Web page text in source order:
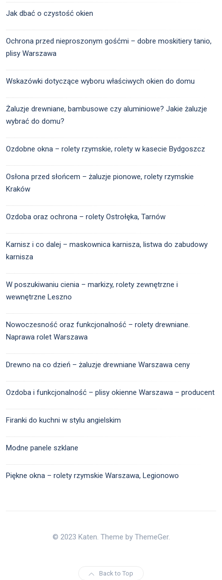
Jak dbać o czystość okien
Ochrona przed nieproszonym gośćmi – dobre moskitiery tanio,
plisy Warszawa
Wskazówki dotyczące wyboru właściwych okien do domu
Żaluzje drewniane, bambusowe czy aluminiowe? Jakie żaluzje
wybrać do domu?
Ozdobne okna – rolety rzymskie, rolety w kasecie Bydgoszcz
Osłona przed słońcem – żaluzje pionowe, rolety rzymskie
Kraków
Ozdoba oraz ochrona – rolety Ostrołęka, Tarnów
Karnisz i co dalej – maskownica karnisza, listwa do zabudowy
karnisza
W poszukiwaniu cienia – markizy, rolety zewnętrzne i
wewnętrzne Leszno
Nowoczesność oraz funkcjonalność – rolety drewniane.
Naprawa rolet Warszawa
Drewno na co dzień – żaluzje drewniane Warszawa ceny
Ozdoba i funkcjonalność – plisy okienne Warszawa – producent
Firanki do kuchni w stylu angielskim
Modne panele szklane
Piękne okna – rolety rzymskie Warszawa, Legionowo
© 2023 Katen. Theme by ThemeGer.
Back to Top